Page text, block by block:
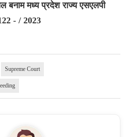
मध्य प्रदेश राज्य एसएलपी
- / 2023
Supreme Court